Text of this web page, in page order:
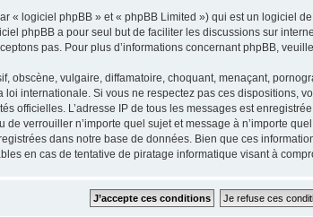
« logiciel phpBB » et « phpBB Limited ») qui est un logiciel
phpBB a pour seul but de faciliter les discussions sur
pas. Pour plus d’informations concernant phpBB,
obscène, vulgaire, diffamatoire, choquant, menaçant,
internationale. Si vous ne respectez pas ces dispositions,
officielles. L’adresse IP de tous les messages est
verrouiller n’importe quel sujet et message à n’importe
dans notre base de données. Bien que ces
en cas de tentative de piratage informatique visant à